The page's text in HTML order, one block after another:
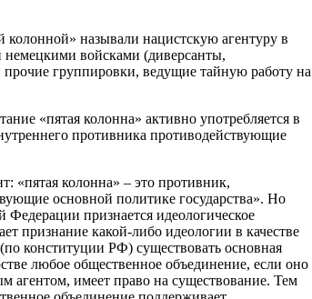
называли нацистскую агентуру в
немецкими войсками (диверсанты,
группировки, ведущие тайную работу на
«пятая колонна» активно употребляется в
противника противодействующие
«пятая колонна» – это противник,
основной политике государства». Но
Федерации признается идеологическое
признание какой-либо идеологии в качестве
конституции РФ) существовать основная
любое общественное объединение, если оно
агентом, имеет право на существование. Тем